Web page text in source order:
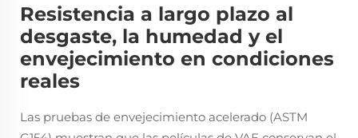
Resistencia a largo plazo al
desgaste, la humedad y el
envejecimiento en condiciones
reales
Las pruebas de envejecimiento acelerado (ASTM